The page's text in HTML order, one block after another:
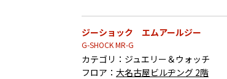
ジーショック エムアールジー
G-SHOCK MR-G
カテゴリ： ジュエリー＆ウォッチ
フロア： 大名古屋ビルヂング 2階